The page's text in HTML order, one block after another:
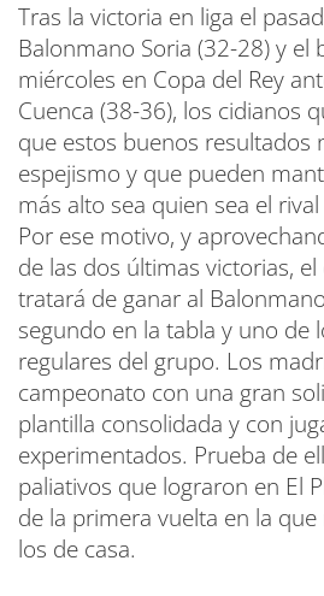
Tras la victoria en liga el
Balonmano Soria (32-28) y
miércoles en Copa del Rey
Cuenca (38-36), los cidianos
que estos buenos resultados
espejismo y que pueden
más alto sea quien sea el
Por ese motivo, y
de las dos últimas victorias,
tratará de ganar al
segundo en la tabla y uno de
regulares del grupo. Los
campeonato con una gran
plantilla consolidada y con
experimentados. Prueba de
paliativos que lograron en El
de la primera vuelta en la
los de casa.